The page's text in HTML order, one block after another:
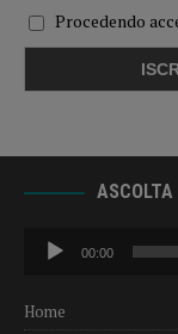
Procedendo
Audio
Player
00:00
Home